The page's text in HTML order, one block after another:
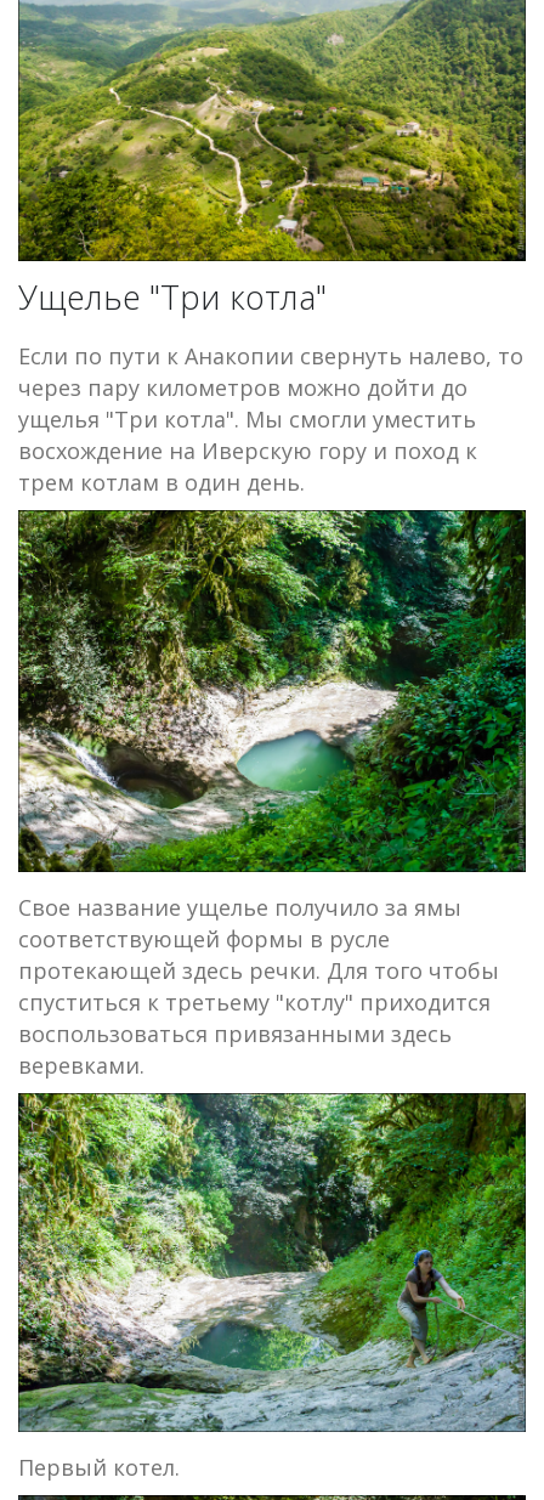
Ущелье "Три котла"
Если по пути к Анакопии свернуть налево, то
через пару километров можно дойти до
ущелья "Три котла". Мы смогли уместить
восхождение на Иверскую гору и поход к
трем котлам в один день.
Свое название ущелье получило за ямы
соответствующей формы в русле
протекающей здесь речки. Для того чтобы
спуститься к третьему "котлу" приходится
воспользоваться привязанными здесь
веревками.
Первый котел.